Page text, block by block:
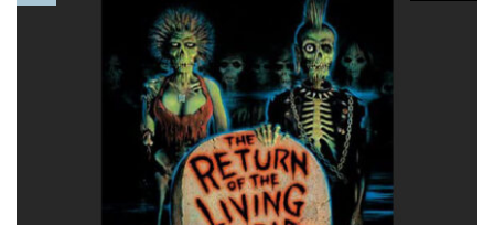
ジェイソン・ライトマン
ジェイソン・ロバーズ
ジェイデン・スミス
ジェイミー・シェリダン
ジェイミー・フォアマン
ジェイミー・ベル
ジェイン・ブルック
ジェイ・キャシディ
ジェイ・クロンリー
ジェイ・ヘッド